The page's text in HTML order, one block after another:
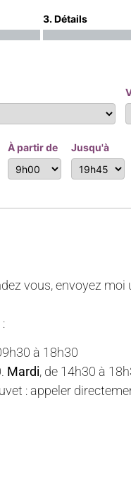
3. Détails
À partir de Jusqu'à
vous, envoyez
à 18h30
Mardi, de 14h30 à
: appeler